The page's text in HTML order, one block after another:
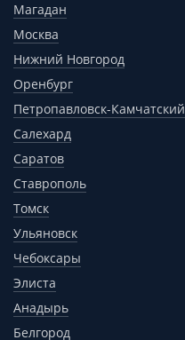
Магадан
Москва
Нижний Новгород
Оренбург
Петропавловск-Камчатский
Салехард
Саратов
Ставрополь
Томск
Ульяновск
Чебоксары
Элиста
Анадырь
Белгород